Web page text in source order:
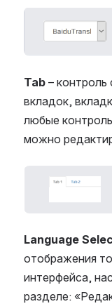
Tab –
вкладок,
любые
можно
Language
отображения
интерфейса,
разделе: